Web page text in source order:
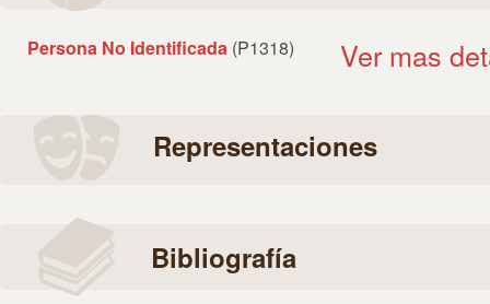
Persona No Identificada (P1318) Ver mas
Representaciones
Bibliografía